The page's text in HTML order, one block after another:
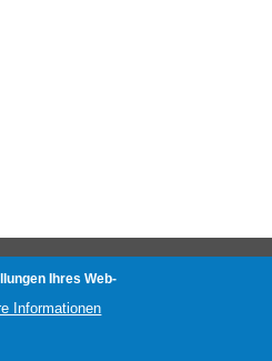
Ihres Web-
Informationen